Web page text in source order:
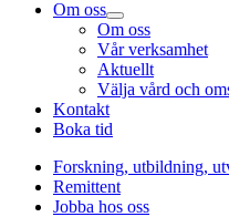
Om oss
Om oss
Vår verksamhet
Aktuellt
Välja vård och
Kontakt
Boka tid
Forskning, utbildning,
Remittent
Jobba hos oss